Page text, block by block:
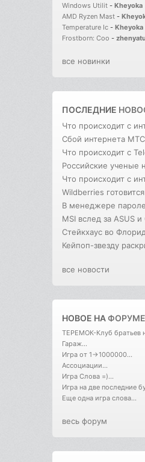
Windows Utilit - Kheyoka
AMD Ryzen Mast -
Temperature Ic - Kheyoka
Frostborn: Coo -
все новинки
ПОСЛЕДНИЕ
Что происходит с
Сбой интернета МТС
Что происходит с
Российские ученые
Что происходит с
Wildberries
В менеджере
MSI вслед за ASUS и
Стейкхаус во
Кейпоп-звезду
все новости
НОВОЕ НАФОРУМЕ
ТЕРЕМОК-Клуб братьев
Гараж...
Игра от 1->1000000...
Ассоциации...
Игра Слова =)...
Игра на две последние
Еще одна игра слова...
весь форум